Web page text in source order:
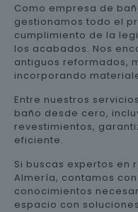
Como empresa de
gestionamos todo el
cumplimiento de la
los acabados. Nos
antiguos reformados,
incorporando
Entre nuestros
baño desde cero,
revestimientos,
eficiente.
Si buscas expertos en
Almería, contamos
conocimientos
espacio con